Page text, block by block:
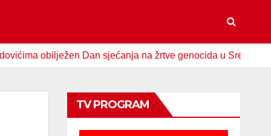
obilježen Dan sjećanja na žrtve genocida u Srebrenici
TV PROGRAM